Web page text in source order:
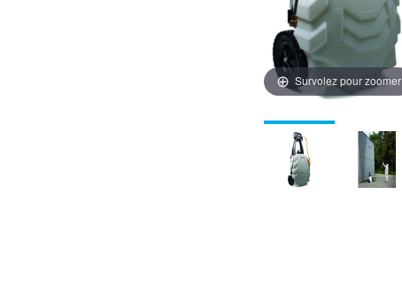
Survolez pour zoomer